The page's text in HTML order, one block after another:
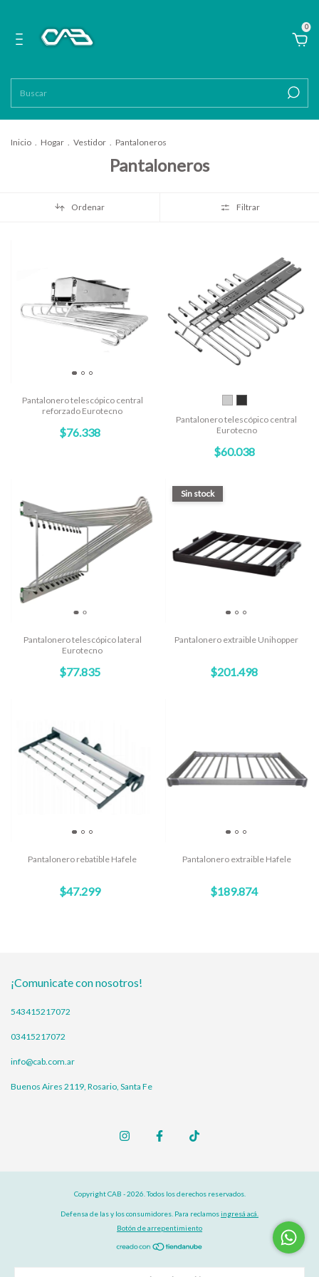
0
Inicio . Hogar . Vestidor . Pantaloneros
Pantaloneros
Ordenar Filtrar
Pantalonero telescópico central
reforzado Eurotecno
$76.338
Pantalonero telescópico central
Eurotecno
$60.038
Pantalonero telescópico lateral
Eurotecno
$77.835
Sin stock
Pantalonero extraible Unihopper
$201.498
Pantalonero rebatible Hafele
$47.299
Pantalonero extraible Hafele
$189.874
¡Comunicate con nosotros!
543415217072
03415217072
info@cab.com.ar
Buenos Aires 2119, Rosario, Santa Fe
Copyright CAB - 2026. Todos los derechos reservados.
Defensa de las y los consumidores. Para reclamosingresá acá.
Botón de arrepentimiento